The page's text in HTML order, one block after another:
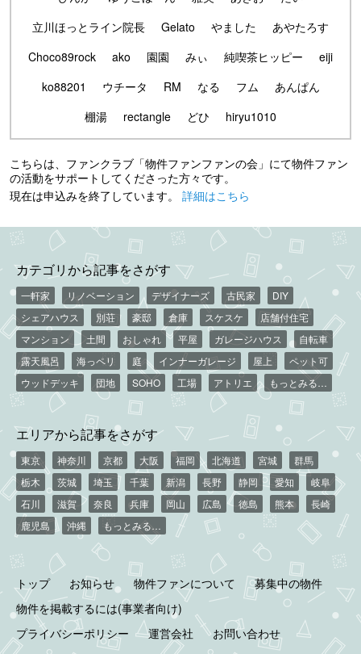
立川ほっとライン院長
Gelato やました
あやたろす
Choco89rock
ako 園園 みぃ 純喫茶ヒッピー
eiji
ko88201
ウチータ RM なる フム
あんぱん
棚湯
rectangle どひ hiryu1010
こちらは、ファンクラブ「物件ファンファンの会」にて物件ファン
の活動をサポートしてくださった方々です。
現在は申込みを終了しています。 詳細はこちら
カテゴリから記事をさがす
一軒家 リノベーション デザイナーズ 古民家
DIY
シェアハウス
別荘 豪邸 倉庫 スケスケ
店舗付住宅
マンション
土間 おしゃれ 平屋 ガレージハウス
自転車
露天風呂
海っペリ 庭 インナーガレージ 屋上
ペット可
ウッドデッキ
団地 SOHO 工場 アトリエ もっとみる…
エリアから記事をさがす
東京 神奈川 京都 大阪 福岡 北海道 宮城
群馬
栃木
茨城 埼玉 千葉 新潟 長野 静岡 愛知
岐阜
石川
滋賀 奈良 兵庫 岡山 広島 徳島 熊本
長崎
鹿児島
沖縄 もっとみる…
トップ お知らせ 物件ファンについて
募集中の物件
物件を掲載するには(事業者向け)
プライバシーポリシー
運営会社 お問い合わせ